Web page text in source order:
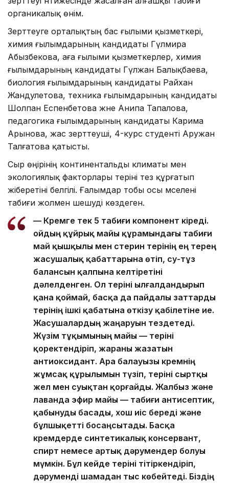
органикалық өнім.
Зерттеуге орталықтың бас ғылыми қызметкері,
химия ғылымдарының кандидаты Гүлмира
Абызбекова, аға ғылыми қызметкерлер, химия
ғылымдарының кандидаты Гүлжан Балықбаева,
биология ғылымдарының кандидаты Райхан
Жандәулетова, техника ғылымдарының кандидаты
Шолпан Еспенбетова және Анипа Тапалова,
педагогика ғылымдарының кандидаты Карима
Арынова, жас зерттеуші, 4-курс студенті Аружан
Талғатова қатысты.
Сыр өңірінің континентальды климаты мен
экологиялық факторлары теріні тез құрғатып
жіберетіні белгілі. Ғалымдар тобы осы мәселені
табиғи жолмен шешуді көздеген.
— Кремге тек 5 табиғи компонент кіреді.
Қойдың құйрық майы құрамындағы табиғи
май қышқылы мен стерин терінің ең терең
жасушалық қабаттарына өтіп, су-тұз
балансын қалпына келтіретіні
дәлелденген. Ол теріні ылғалдандырып
қана қоймай, басқа да пайдалы заттарды
терінің ішкі қабатына өткізу қабілетіне ие.
Жасушалардың жаңаруын тездетеді.
Жүзім тұқымының майы — теріні
қоректендіріп, жараны жазатын
антиоксидант. Ара балауызы кремнің
жұмсақ құрылымын түзіп, теріні сыртқы
жел мен суықтан қорғайды. Жалбыз және
лаванда эфир майы — табиғи антисептик,
қабынуды басады, хош иіс береді және
бұлшықетті босаңсытады. Басқа
кремдерде синтетикалық консервант,
спирт немесе артық дәрумендер болуы
мүмкін. Бұл кейде теріні тітіркендіріп,
дәруменді шамадан тыс көбейтеді. Біздің